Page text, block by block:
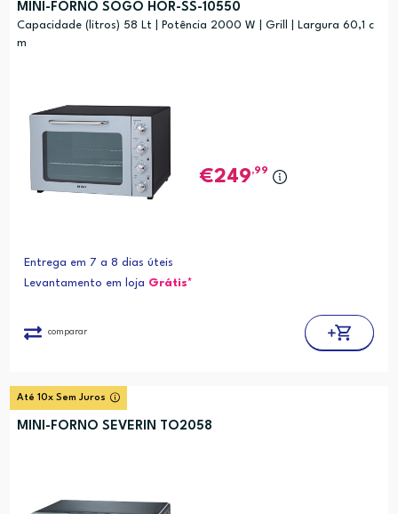
MINI-FORNO SOGO HOR-SS-10550
Capacidade (litros) 58 Lt | Potência 2000 W | Grill | Largura 60,1 c
m
249,99
Entrega em 7 a 8 dias úteis
Levantamento em loja Grátis*
comparar
Até 10x Sem Juros
MINI-FORNO SEVERIN TO2058